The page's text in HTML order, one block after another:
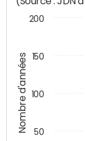
Nombre d'années 50
100
150
200